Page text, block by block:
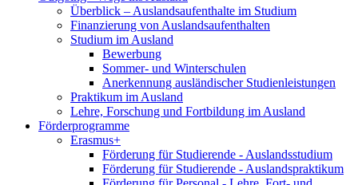
Überblick – Auslandsaufenthalte im Studium
Finanzierung von Auslandsaufenthalten
Studium im Ausland
Bewerbung
Sommer- und Winterschulen
Anerkennung ausländischer Studienleistungen
Praktikum im Ausland
Lehre, Forschung und Fortbildung im Ausland
Förderprogramme
Erasmus+
Förderung für Studierende - Auslandsstudium
Förderung für Studierende - Auslandspraktikum